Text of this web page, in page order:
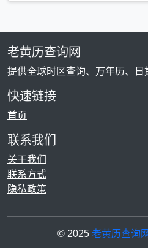
老黄历查询网
提供全球时区查询、万年历、日
快速链接
首页
联系我们
关于我们
联系方式
隐私政策
© 2025 老黄历查询网